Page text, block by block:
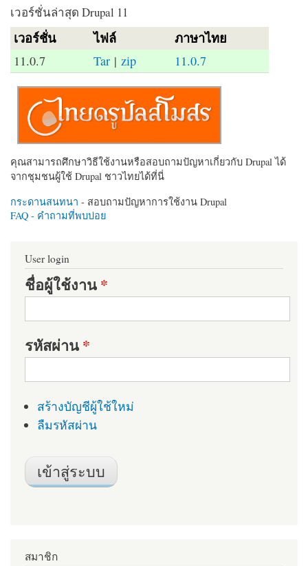
เวอร์ชั่นล่าสุด Drupal 11
เวอร์ชั่น ไฟล์ ภาษาไทย
11.0.7 Tar | zip 11.0.7
คุณสามารถศึกษาวิธีใช้งานหรือสอบถามปัญหาเกี่ยวกับ Drupal ได้
จากชุมชนผู้ใช้ Drupal ชาวไทยได้ที่นี่
กระดานสนทนา - สอบถามปัญหาการใช้งาน Drupal
FAQ - คำถามที่พบบ่อย
User login
ชื่อผู้ใช้งาน*
รหัสผ่าน*
สร้างบัญชีผู้ใช้ใหม่
ลืมรหัสผ่าน
สมาชิก